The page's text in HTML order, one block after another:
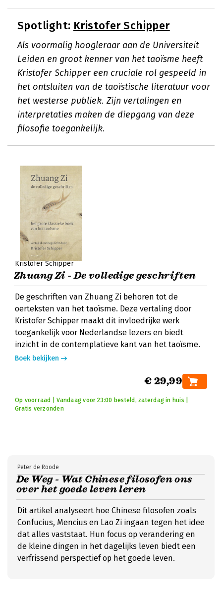
Spotlight: Kristofer Schipper
Als voormalig hoogleraar aan de Universiteit
Leiden en groot kenner van het taoïsme heeft
Kristofer Schipper een cruciale rol gespeeld in
het ontsluiten van de taoïstische literatuur voor
het westerse publiek. Zijn vertalingen en
interpretaties maken de diepgang van deze
filosofie toegankelijk.
Kristofer Schipper
Zhuang Zi - De volledige geschriften
De geschriften van Zhuang Zi behoren tot de
oerteksten van het taoïsme. Deze vertaling door
Kristofer Schipper maakt dit invloedrijke werk
toegankelijk voor Nederlandse lezers en biedt
inzicht in de contemplatieve kant van het taoïsme.
Boek bekijken
€ 29,99
Op voorraad | Vandaag voor 23:00 besteld, zaterdag in huis |
Gratis verzonden
De Weg - Wat Chinese filosofen ons
over het goede leven leren
Peter de Roode
Dit artikel analyseert hoe Chinese filosofen zoals
Confucius, Mencius en Lao Zi ingaan tegen het idee
dat alles vaststaat. Hun focus op verandering en
de kleine dingen in het dagelijks leven biedt een
verfrissend perspectief op het goede leven.